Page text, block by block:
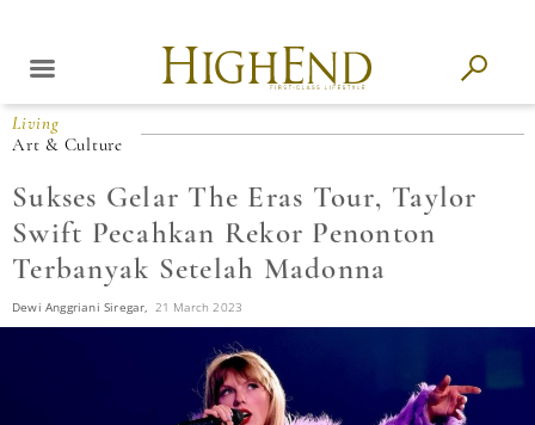
Living
Art & Culture
Sukses Gelar The Eras Tour, Taylor
Swift Pecahkan Rekor Penonton
Terbanyak Setelah Madonna
Dewi Anggriani Siregar, 21 March 2023